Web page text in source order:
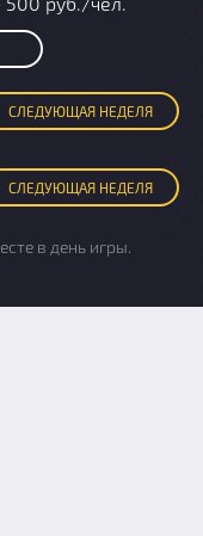
СЛЕДУЮЩАЯ НЕДЕЛЯ
СЛЕДУЮЩАЯ НЕДЕЛЯ
в день игры.